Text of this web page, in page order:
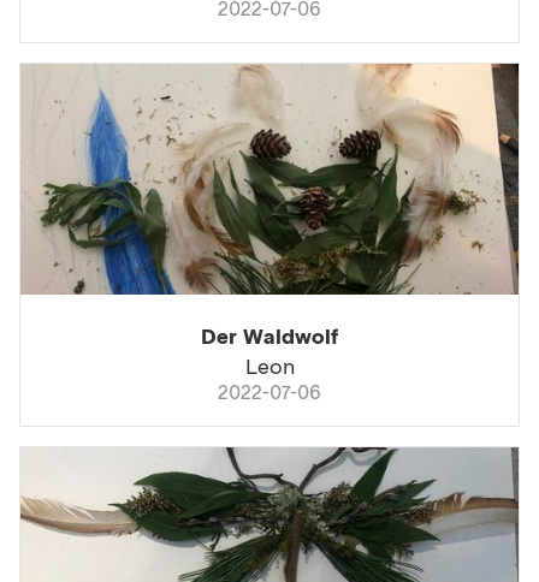
2022-07-06
Der Waldwolf
Leon
2022-07-06